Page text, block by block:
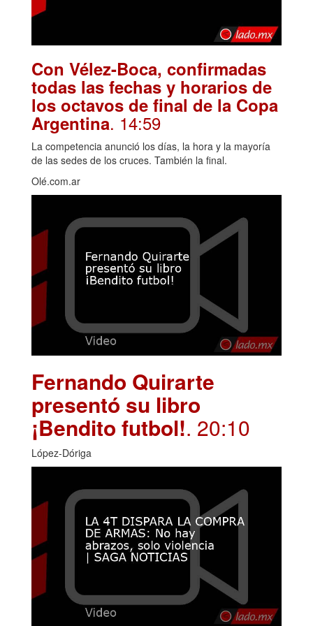
Con Vélez-Boca, confirmadas
todas las fechas y horarios de
los octavos de final de la Copa
Argentina. 14:59
La competencia anunció los días, la hora y la mayoría
de las sedes de los cruces. También la final.
Olé.com.ar
Fernando Quirarte
presentó su libro
¡Bendito futbol!. 20:10
López-Dóriga